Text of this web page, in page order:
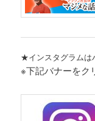
★インスタグラムは
※下記バナーをク